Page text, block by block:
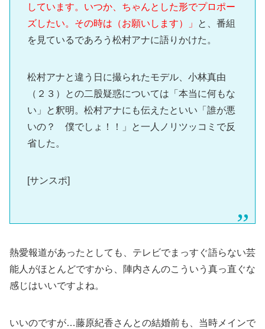
しています。いつか、ちゃんとした形でプロポー
ズしたい。その時は（お願いします）」
と、番組
を見ているであろう松村アナに語りかけた。
松村アナと違う日に撮られたモデル、小林真由
（２３）との二股疑惑については「本当に何もな
い」と釈明。松村アナにも伝えたといい「誰が悪
いの？ 僕でしょ！！」と一人ノリツッコミで反
省した。
[サンスポ]
熱愛報道があったとしても、テレビでまっすぐ語らない芸
能人がほとんどですから、陣内さんのこういう真っ直ぐな
感じはいいですよね。
いいのですが…藤原紀香さんとの結婚前も、当時メインで